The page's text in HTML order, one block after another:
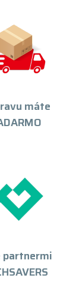
máte
partnermi